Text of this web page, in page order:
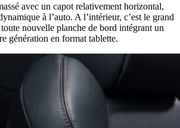
avec un capot relativement horizontal,
à l’auto. A l’intérieur, c’est le grand
nouvelle planche de bord intégrant un
génération en format tablette.